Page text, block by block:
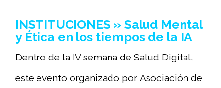
INSTITUCIONES » Salud Mental
y Ética en los tiempos de la IA
Dentro de la IV semana de Salud Digital,
este evento organizado por Asociación de